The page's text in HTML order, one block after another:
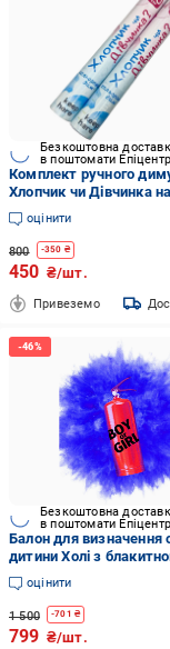
Безкоштовна
в поштомати Епіцентр
Комплект ручного
Хлопчик чи Дівчинка
Паті для визначення
дитини 60 секунд 2 шт.
Рожевий/Блакитний
оцінити
800 -350 ₴
450 ₴/шт.
Привеземо
Безкоштовна
в поштомати Епіцентр
Балон для визначення
дитини Холі з
фарбою Gender Party
з наклейкою 1 кг
оцінити
1 500 -701 ₴
799 ₴/шт.